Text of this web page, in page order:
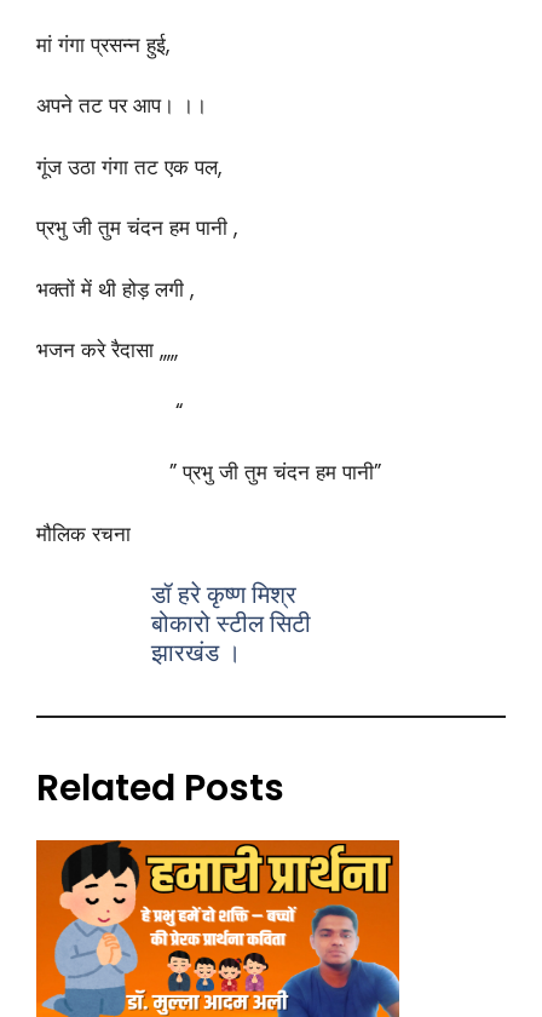
मां गंगा प्रसन्न हुई,
अपने तट पर आप। ।।
गूंज उठा गंगा तट एक पल,
प्रभु जी तुम चंदन हम पानी ,
भक्तों में थी होड़ लगी ,
भजन करे रैदासा ,,,,,
“
” प्रभु जी तुम चंदन हम पानी”
मौलिक रचना
डॉ हरे कृष्ण मिश्र
बोकारो स्टील सिटी
झारखंड ।
Related Posts